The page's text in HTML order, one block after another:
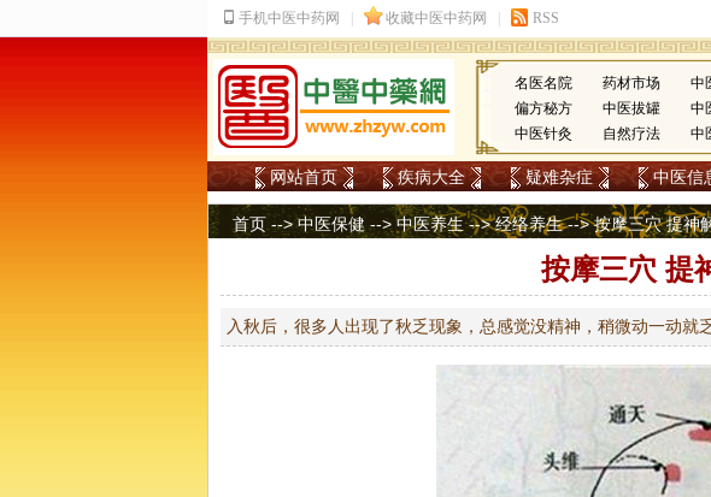
名医名院 药材市场 中
偏方秘方
中医拔罐 中
中医针灸
自然疗法 中
网站首页 疾病大全 疑难杂症 中医信
首页 -->中医保健 -->中医养生-->经络养生--> 按摩三穴 提神
按摩三穴 提
入秋后，很多人出现了秋乏现象，总感觉没精神，稍微动一动就